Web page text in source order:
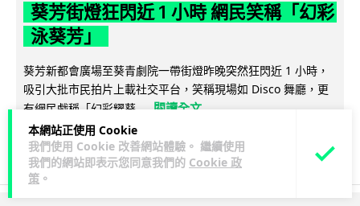
本網站正使用 Cookie
我們使用 Cookie 改善網站體驗。 繼續使用
我們的網站即表示您同意我們的 Cookie 政
策 。
葵芳街燈狂閃近 1 小時 網民笑稱「幻彩
泳葵芳」
葵芳新都會廣場至葵青劇院一帶街燈昨晚突然狂閃近 1 小時，
吸引大批市民拍片上載社交平台，笑稱現場如 Disco 舞廳，更
有網民戲稱「幻彩耀葵... 閱讀全文
633 89 ↗ 分享